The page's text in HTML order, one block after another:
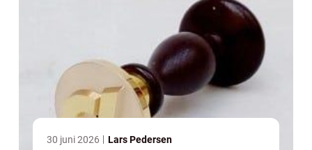
30 juni 2026 Lars Pedersen